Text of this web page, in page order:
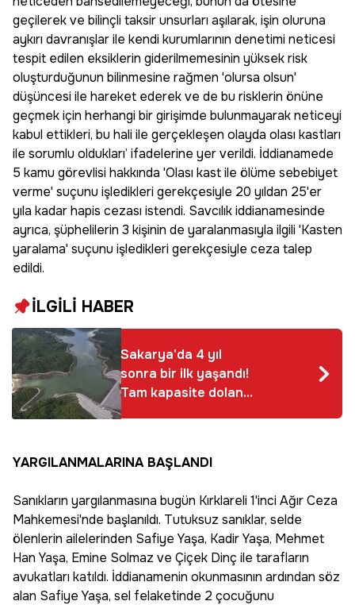
geçilerek ve bilinçli taksir unsurları aşılarak, işin oluruna
aykırı davranışlar ile kendi kurumlarının denetimi neticesi
tespit edilen eksiklerin giderilmemesinin yüksek risk
oluşturduğunun bilinmesine rağmen 'olursa olsun'
düşüncesi ile hareket ederek ve de bu risklerin önüne
geçmek için herhangi bir girişimde bulunmayarak neticeyi
kabul ettikleri, bu hali ile gerçekleşen olayda olası kastları
ile sorumlu oldukları’ ifadelerine yer verildi. İddianamede
5 kamu görevlisi hakkında 'Olası kast ile ölüme sebebiyet
verme' suçunu işledikleri gerekçesiyle 20 yıldan 25'er
yıla kadar hapis cezası istendi. Savcılık iddianamesinde
ayrıca, şüphelilerin 3 kişinin de yaralanmasıyla ilgili 'Kasten
yaralama' suçunu işledikleri gerekçesiyle ceza talep
edildi.
İLGİLİ HABER
Sakarya'da 4 yıl
sonra bir ilk yaşandı!
Tam kapasite dolan
Akçay Barajı,
YARGILANMALARINA BAŞLANDI
Sanıkların yargılanmasına bugün Kırklareli 1'inci Ağır Ceza
Mahkemesi'nde başlanıldı. Tutuksuz sanıklar, selde
ölenlerin ailelerinden Safiye Yaşa, Kadir Yaşa, Mehmet
Han Yaşa, Emine Solmaz ve Çiçek Dinç ile tarafların
avukatları katıldı. İddianamenin okunmasının ardından söz
alan Safiye Yaşa, sel felaketinde 2 çocuğunu